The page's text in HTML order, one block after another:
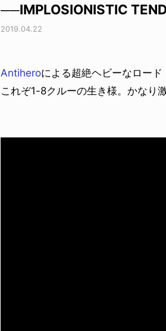
──IMPLOSIONISTIC
2019.04.22
Antiheroによる超絶ヘビーなロード
これぞ1-8クルーの生き様。かなり